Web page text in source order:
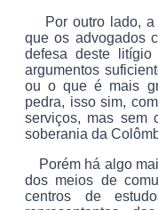
Por outro lado, a
que os advogados
defesa deste
argumentos
ou o que é mais
pedra, isso sim,
serviços, mas sem
soberania da
Porém há algo
dos meios de
centros de